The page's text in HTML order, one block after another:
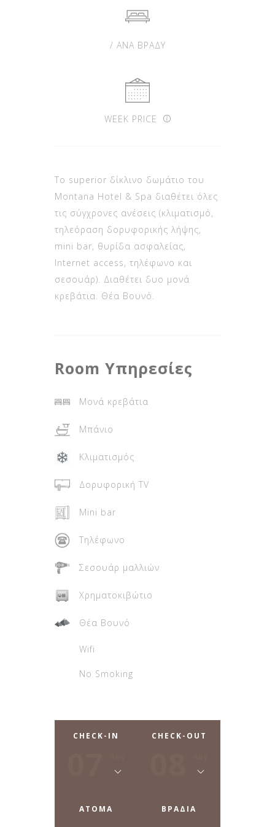
/ ΑΝΑ ΒΡΑΔΥ
WEEK PRICE
Το superior δίκλινο δωμάτιο του
Montana Hotel & Spa διαθέτει όλες
τις σύγχρονες ανέσεις (κλιματισμό,
τηλεόραση δορυφορικής λήψης,
mini bar, θυρίδα ασφαλείας,
Internet access, τηλέφωνο και
σεσουάρ). Διαθέτει δυο μονά
κρεβάτια. Θέα Βουνό.
Room Υπηρεσίες
Μονά κρεβάτια
Μπάνιο
Κλιματισμός
Δορυφορική TV
Mini bar
Τηλέφωνο
Σεσουάρ μαλλιών
Χρηματοκιβώτιο
Θέα Βουνό
Wifi
No Smoking
CHECK-IN CHECK-OUT
ΑΤΟΜΑ ΒΡΑΔΙΑ